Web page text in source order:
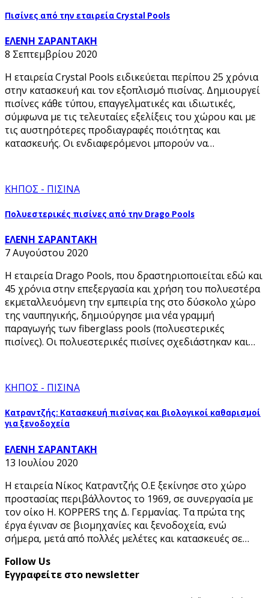
Πισίνες από την εταιρεία Crystal Pools
ΕΛΕΝΗ ΣΑΡΑΝΤΑΚΗ
8 Σεπτεμβρίου 2020
Η εταιρεία Crystal Pools ειδικεύεται περίπου 25 χρόνια
στην κατασκευή και τον εξοπλισμό πισίνας. Δημιουργεί
πισίνες κάθε τύπου, επαγγελματικές και ιδιωτικές,
σύμφωνα με τις τελευταίες εξελίξεις του χώρου και με
τις αυστηρότερες προδιαγραφές ποιότητας και
κατασκευής. Οι ενδιαφερόμενοι μπορούν να…
ΚΗΠΟΣ - ΠΙΣΙΝΑ
Πολυεστερικές πισίνες από την Drago Pools
ΕΛΕΝΗ ΣΑΡΑΝΤΑΚΗ
7 Αυγούστου 2020
Η εταιρεία Drago Pools, που δραστηριοποιείται εδώ και
45 χρόνια στην επεξεργασία και χρήση του πολυεστέρα
εκμεταλλευόμενη την εμπειρία της στο δύσκολο χώρο
της ναυπηγικής, δημιούργησε μια νέα γραμμή
παραγωγής των fiberglass pools (πολυεστερικές
πισίνες). Οι πολυεστερικές πισίνες σχεδιάστηκαν και…
ΚΗΠΟΣ - ΠΙΣΙΝΑ
Κατραντζής: Κατασκευή πισίνας και βιολογικοί καθαρισμοί
για ξενοδοχεία
ΕΛΕΝΗ ΣΑΡΑΝΤΑΚΗ
13 Ιουλίου 2020
Η εταιρεία Νίκος Κατραντζής Ο.Ε ξεκίνησε στο χώρο
προστασίας περιβάλλοντος το 1969, σε συνεργασία με
τον οίκο Η. KOPPERS της Δ. Γερμανίας. Τα πρώτα της
έργα έγιναν σε βιομηχανίες και ξενοδοχεία, ενώ
σήμερα, μετά από πολλές μελέτες και κατασκευές σε…
Follow Us
Εγγραφείτε στο newsletter